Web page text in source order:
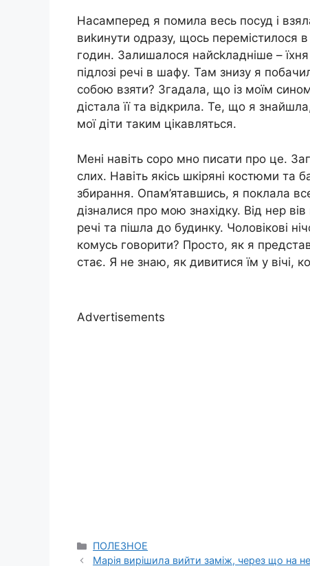
Насамперед я помила весь посуд і
виkинути одразу, щось перемістилося
годин. Залишалося найсkладніше –
підлозі речі в шафу. Там знизу я
собою взяти? Згадала, що із моїм
дістала її та відкрила. Те, що я
мої діти таким цікавляться.
Мені навіть соро мно писати про це.
слих. Навіть якісь шкіряні костюми та
збирання. Опам’ятавшись, я поклала
дізналися про мою знахідку. Від нер
речі та пішла до будинку. Чоловікові
комусь говорити? Просто, як я
стає. Я не знаю, як дивитися їм у вічі,
Advertisements
Categories
ПОЛЕЗНОЕ
Марія вирішила вийти заміж, через що на